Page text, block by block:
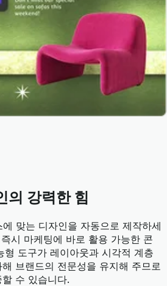
의 강력한 힘
맞는 디자인을 자동으로 제작하세
시 마케팅에 바로 활용 가능한 콘
형 도구가 레이아웃과 시각적 계층
브랜드의 전문성을 유지해 주므로
수 있습니다.